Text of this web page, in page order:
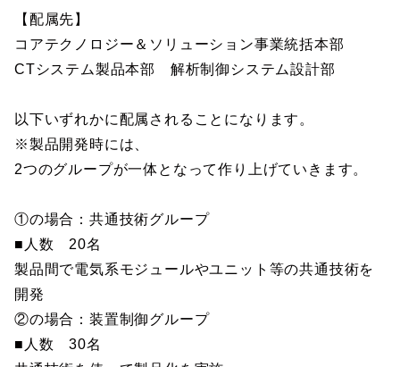
【配属先】
コアテクノロジー＆ソリューション事業統括本部
CTシステム製品本部 解析制御システム設計部
以下いずれかに配属されることになります。
※製品開発時には、
2つのグループが一体となって作り上げていきます。
①の場合：共通技術グループ
■人数 20名
製品間で電気系モジュールやユニット等の共通技術を
開発
②の場合：装置制御グループ
■人数 30名